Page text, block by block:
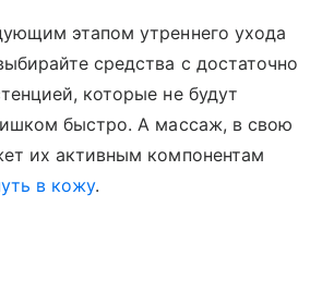
этапом утреннего ухода
средства с достаточно
которые не будут
быстро. А массаж, в свою
их активным компонентам
в кожу.